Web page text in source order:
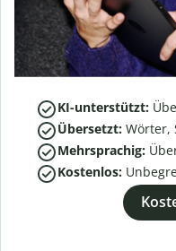
KI-unterstützt:
Übersetzt: Wörter,
Mehrsprachig:
Kostenlos: